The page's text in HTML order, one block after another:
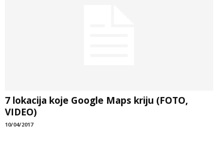
7 lokacija koje Google Maps kriju (FOTO,
VIDEO)
10/04/2017